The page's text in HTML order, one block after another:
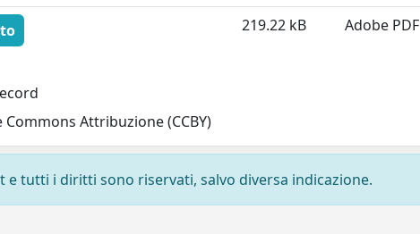
Attribuzione (CCBY)
219.22 kB Adobe PDF
tutti i diritti sono riservati, salvo diversa indicazione.